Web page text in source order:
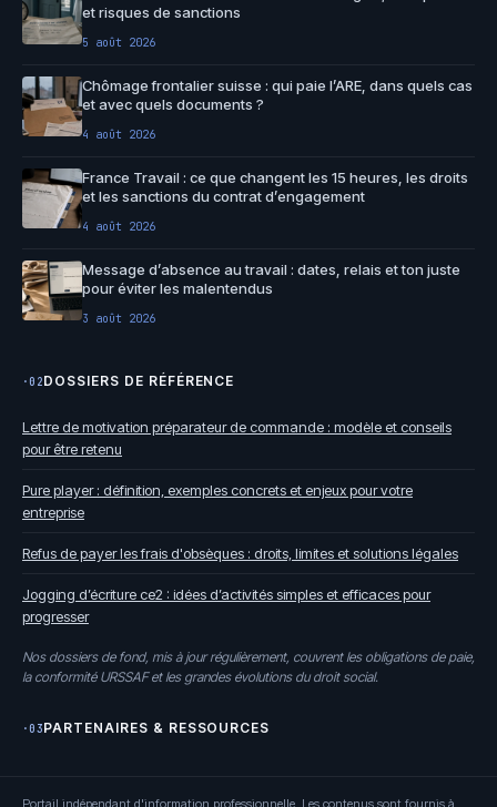
et risques de sanctions
5 août 2026
Chômage frontalier suisse : qui paie l’ARE, dans quels cas
et avec quels documents ?
4 août 2026
France Travail : ce que changent les 15 heures, les droits
et les sanctions du contrat d’engagement
4 août 2026
Message d’absence au travail : dates, relais et ton juste
pour éviter les malentendus
3 août 2026
·02DOSSIERS DE RÉFÉRENCE
Lettre de motivation préparateur de commande : modèle et conseils
pour être retenu
Pure player : définition, exemples concrets et enjeux pour votre
entreprise
Refus de payer les frais d'obsèques : droits, limites et solutions légales
Jogging d’écriture ce2 : idées d’activités simples et efficaces pour
progresser
Nos dossiers de fond, mis à jour régulièrement, couvrent les obligations de paie,
la conformité URSSAF et les grandes évolutions du droit social.
·03PARTENAIRES & RESSOURCES
Portail indépendant d'information professionnelle. Les contenus sont fournis à